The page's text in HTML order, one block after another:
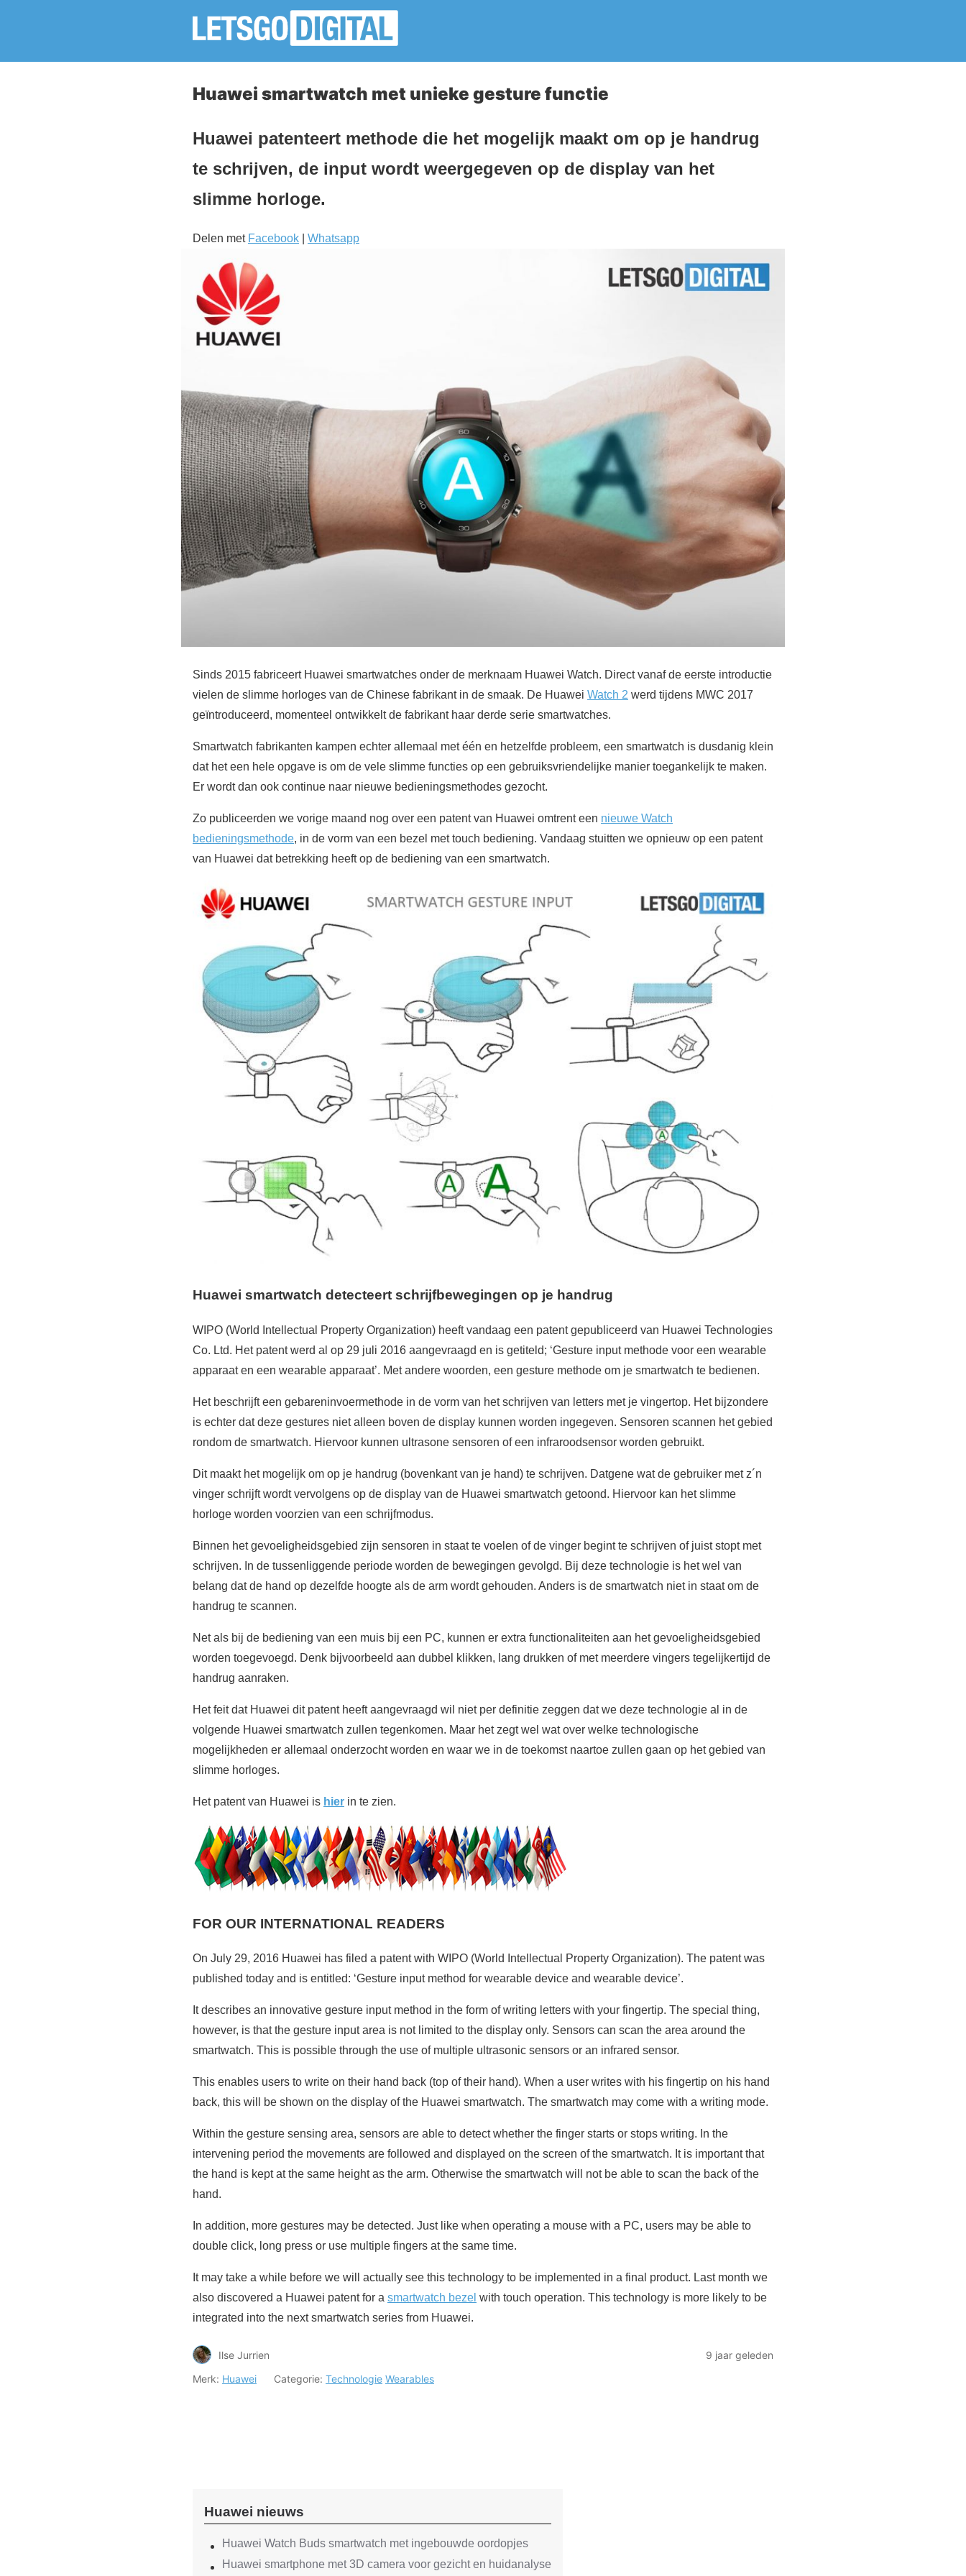
Huawei smartwatch met unieke gesture functie
Huawei patenteert methode die het mogelijk maakt om op je handrug
te schrijven, de input wordt weergegeven op de display van het
slimme horloge.
Delen met Facebook Whatsapp
Sinds 2015 fabriceert Huawei smartwatches onder de merknaam Huawei Watch. Direct vanaf de eerste introductie
vielen de slimme horloges van de Chinese fabrikant in de smaak. De Huawei Watch 2 werd tijdens MWC 2017
geïntroduceerd, momenteel ontwikkelt de fabrikant haar derde serie smartwatches.
Smartwatch fabrikanten kampen echter allemaal met één en hetzelfde probleem, een smartwatch is dusdanig klein
dat het een hele opgave is om de vele slimme functies op een gebruiksvriendelijke manier toegankelijk te maken.
Er wordt dan ook continue naar nieuwe bedieningsmethodes gezocht.
Zo publiceerden we vorige maand nog over een patent van Huawei omtrent een nieuwe Watch
bedieningsmethode, in de vorm van een bezel met touch bediening. Vandaag stuitten we opnieuw op een patent
van Huawei dat betrekking heeft op de bediening van een smartwatch.
Huawei smartwatch detecteert schrijfbewegingen op je handrug
WIPO (World Intellectual Property Organization) heeft vandaag een patent gepubliceerd van Huawei Technologies
Co. Ltd. Het patent werd al op 29 juli 2016 aangevraagd en is getiteld; ‘Gesture input methode voor een wearable
apparaat en een wearable apparaat’. Met andere woorden, een gesture methode om je smartwatch te bedienen.
Het beschrijft een gebareninvoermethode in de vorm van het schrijven van letters met je vingertop. Het bijzondere
is echter dat deze gestures niet alleen boven de display kunnen worden ingegeven. Sensoren scannen het gebied
rondom de smartwatch. Hiervoor kunnen ultrasone sensoren of een infraroodsensor worden gebruikt.
Dit maakt het mogelijk om op je handrug (bovenkant van je hand) te schrijven. Datgene wat de gebruiker met z´n
vinger schrijft wordt vervolgens op de display van de Huawei smartwatch getoond. Hiervoor kan het slimme
horloge worden voorzien van een schrijfmodus.
Binnen het gevoeligheidsgebied zijn sensoren in staat te voelen of de vinger begint te schrijven of juist stopt met
schrijven. In de tussenliggende periode worden de bewegingen gevolgd. Bij deze technologie is het wel van
belang dat de hand op dezelfde hoogte als de arm wordt gehouden. Anders is de smartwatch niet in staat om de
handrug te scannen.
Net als bij de bediening van een muis bij een PC, kunnen er extra functionaliteiten aan het gevoeligheidsgebied
worden toegevoegd. Denk bijvoorbeeld aan dubbel klikken, lang drukken of met meerdere vingers tegelijkertijd de
handrug aanraken.
Het feit dat Huawei dit patent heeft aangevraagd wil niet per definitie zeggen dat we deze technologie al in de
volgende Huawei smartwatch zullen tegenkomen. Maar het zegt wel wat over welke technologische
mogelijkheden er allemaal onderzocht worden en waar we in de toekomst naartoe zullen gaan op het gebied van
slimme horloges.
Het patent van Huawei is hier in te zien.
FOR OUR INTERNATIONAL READERS
On July 29, 2016 Huawei has filed a patent with WIPO (World Intellectual Property Organization). The patent was
published today and is entitled: ‘Gesture input method for wearable device and wearable device’.
It describes an innovative gesture input method in the form of writing letters with your fingertip. The special thing,
however, is that the gesture input area is not limited to the display only. Sensors can scan the area around the
smartwatch. This is possible through the use of multiple ultrasonic sensors or an infrared sensor.
This enables users to write on their hand back (top of their hand). When a user writes with his fingertip on his hand
back, this will be shown on the display of the Huawei smartwatch. The smartwatch may come with a writing mode.
Within the gesture sensing area, sensors are able to detect whether the finger starts or stops writing. In the
intervening period the movements are followed and displayed on the screen of the smartwatch. It is important that
the hand is kept at the same height as the arm. Otherwise the smartwatch will not be able to scan the back of the
hand.
In addition, more gestures may be detected. Just like when operating a mouse with a PC, users may be able to
double click, long press or use multiple fingers at the same time.
It may take a while before we will actually see this technology to be implemented in a final product. Last month we
also discovered a Huawei patent for a smartwatch bezel with touch operation. This technology is more likely to be
integrated into the next smartwatch series from Huawei.
Ilse Jurrien
9 jaar geleden
Merk: Huawei Categorie: Technologie Wearables
Huawei nieuws
Huawei Watch Buds smartwatch met ingebouwde oordopjes
Huawei smartphone met 3D camera voor gezicht en huidanalyse